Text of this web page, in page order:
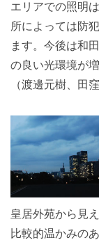
エリアでの照明
所によっては防
ます。今後は和
の良い光環境が
（渡邊元樹、田
皇居外苑から見
比較的温かみの